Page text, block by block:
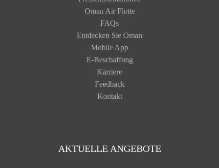
Oman Air Flotte
FAQs
Entdecken Sie Oman
Mobile App
E-Beschaffung
Karriere
Feedback
Kontakt
AKTUELLE ANGEBOTE